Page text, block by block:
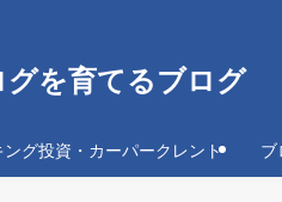
を育てるブログ
ング投資・カーパークレント